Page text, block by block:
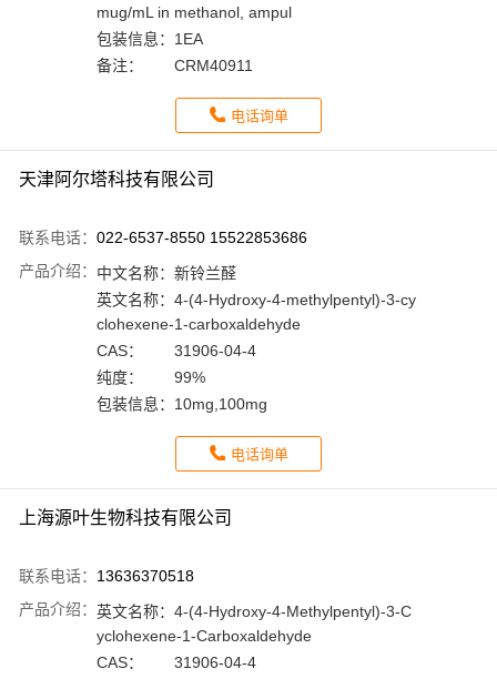
mug/mL in methanol, ampul
包装信息： 1EA
备注：
CRM40911
电话询单
天津阿尔塔科技有限公司
联系电话： 022-6537-8550 15522853686
产品介绍： 中文名称： 新铃兰醛
英文名称： 4-(4-Hydroxy-4-methylpentyl)-3-cy
clohexene-1-carboxaldehyde
CAS：
31906-04-4
纯度：
99%
包装信息： 10mg,100mg
电话询单
上海源叶生物科技有限公司
联系电话： 13636370518
产品介绍： 英文名称： 4-(4-Hydroxy-4-Methylpentyl)-3-C
yclohexene-1-Carboxaldehyde
CAS：
31906-04-4